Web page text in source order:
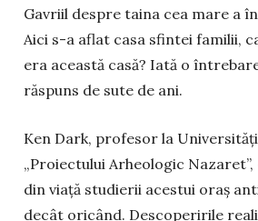
Gavriil despre taina cea mare a
Aici s-a aflat casa sfintei familii,
era această casă? Iată o
răspuns de sute de ani.
Ken Dark, profesor la
„Proiectului Arheolo­gic
din viață studierii acestui oraș
decât oricând. Desco­peririle